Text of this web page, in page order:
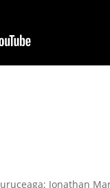
Jonathan